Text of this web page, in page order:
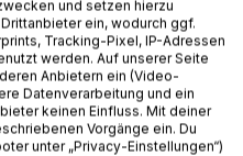
das ihren Eltern
und setzen hierzu
ein, wodurch ggf.
Tracking-Pixel, IP-Adressen
werden. Auf unserer Seite
Anbietern ein (Video-
Datenverarbeitung und ein
keinen Einfluss. Mit deiner
Vorgänge ein. Du
unter „Privacy-Einstellungen“)